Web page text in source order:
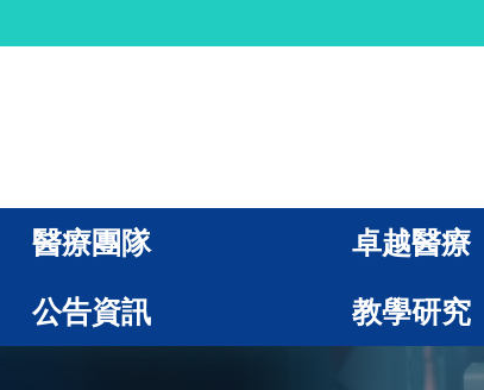
醫療團隊 卓越醫療
公告資訊 教學研究